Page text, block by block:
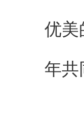
优美
年共